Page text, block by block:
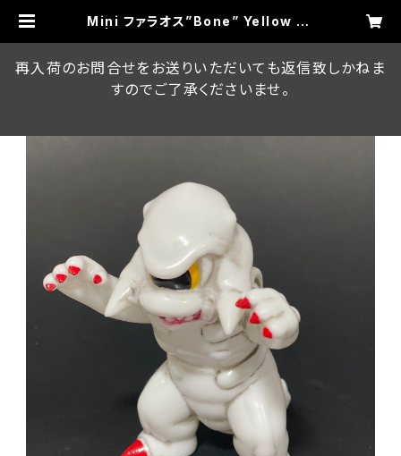
Mini ファラオス”Bone” Yellow Ey
再入荷のお問合せをお送りいただいても返信致しかねま
すのでご了承くださいませ。